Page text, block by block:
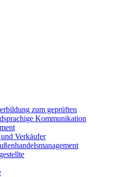
zum geprüften
Kommunikation
Verkäufer